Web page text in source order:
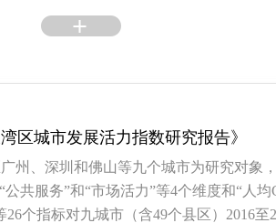
出科学技术对经济和社会发展的重要作
区城市发展活力指数研究报告》
州、深圳和佛山等九个城市为研究对象
公共服务”和“市场活力”等4个维度和“人
26个指标对九城市（含49个县区）2016